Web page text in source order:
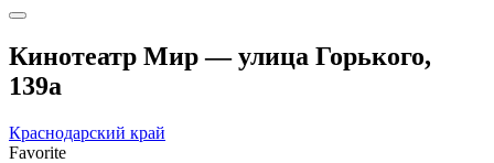
Кинотеатр Мир — улица Горького,
139а
Краснодарский край
Favorite